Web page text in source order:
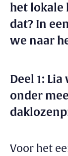
het lokale
dat? In
we naar
Deel 1:
onder
Voor het